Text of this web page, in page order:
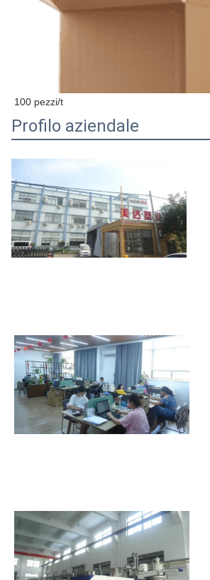
Imballaggio e consegna
100 pezzi/t
Profilo aziendale